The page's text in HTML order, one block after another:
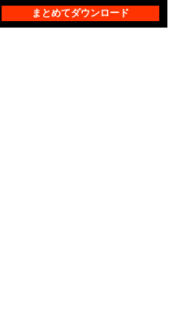
まとめてダウンロード